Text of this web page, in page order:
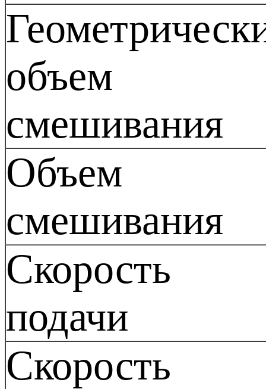
объем
смешивания
Объем
смешивания
Скорость
подачи
Скорость